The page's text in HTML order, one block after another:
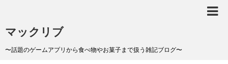
マックリブ
〜話題のゲームアプリから食べ物やお菓子まで扱う雑記ブログ〜